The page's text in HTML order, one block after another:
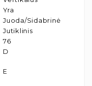
Yra
Juoda/Sidabrinė
Jutiklinis
76
D
E